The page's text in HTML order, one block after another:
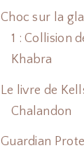
Choc sur la
1 : Collision
Khabra
Le livre de
Chalandon
Guardian